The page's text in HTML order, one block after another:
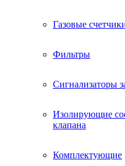
Газовые
Фильтры
Сигнализаторы
Изолирующие
клапана
Комплектующие